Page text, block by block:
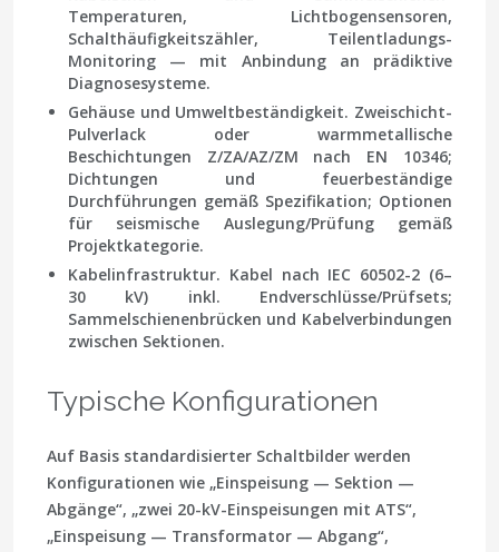
Temperaturen, Lichtbogensensoren,
Schalthäufigkeitszähler, Teilentladungs-
Monitoring — mit Anbindung an prädiktive
Diagnosesysteme.
Gehäuse und Umweltbeständigkeit. Zweischicht-
Pulverlack oder warmmetallische
Beschichtungen Z/ZA/AZ/ZM nach EN 10346;
Dichtungen und feuerbeständige
Durchführungen gemäß Spezifikation; Optionen
für seismische Auslegung/Prüfung gemäß
Projektkategorie.
Kabelinfrastruktur. Kabel nach IEC 60502-2 (6–
30 kV) inkl. Endverschlüsse/Prüfsets;
Sammelschienenbrücken und Kabelverbindungen
zwischen Sektionen.
Typische Konfigurationen
Auf Basis standardisierter Schaltbilder werden
Konfigurationen wie „Einspeisung — Sektion —
Abgänge“, „zwei 20-kV-Einspeisungen mit ATS“,
„Einspeisung — Transformator — Abgang“,